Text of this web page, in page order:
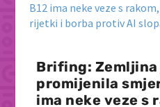
Brifing: Zemljina
promijenila
ima neke veze s